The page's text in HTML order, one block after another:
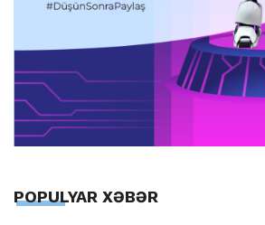
POPULYAR XƏBƏR